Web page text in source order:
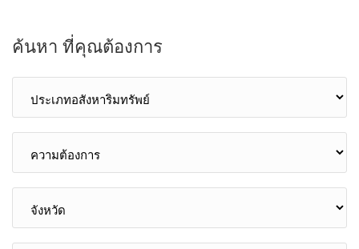
ค้นหา ที่คุณต้องการ